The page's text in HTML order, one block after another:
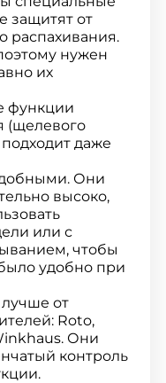
защитят от
распахивания.
нужен
их
функции
(щелевого
даже
Они
высоко,
или с
чтобы
удобно при
от
Roto,
Они
контроль